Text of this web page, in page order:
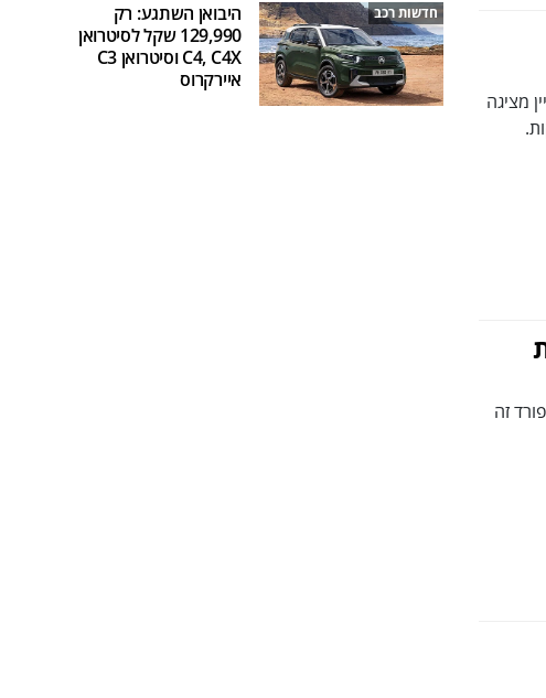
מציגה
זה
חדשות רכב
היבואן השתגע: רק
129,990 שקל לסיטרואן
C4, C4X וסיטרואן C3
איירקרוס